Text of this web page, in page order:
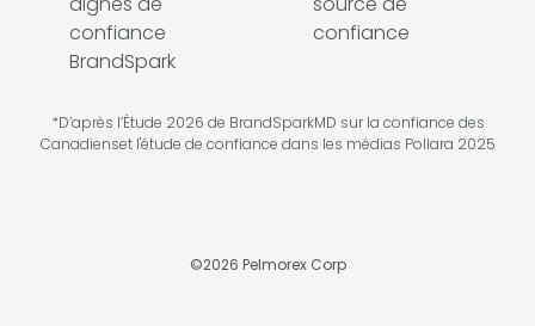
*D’après l’Étude 2026 de BrandSparkMD sur la confiance des
Canadienset l'étude de confiance dans les médias Pollara 2025
©2026 Pelmorex Corp